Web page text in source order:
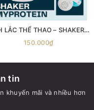
BÌNH LẮC THỂ THAO – SHAKER MYPROTEIN 600ML
150.000₫
tin
khuyến mãi và nhiều hơn